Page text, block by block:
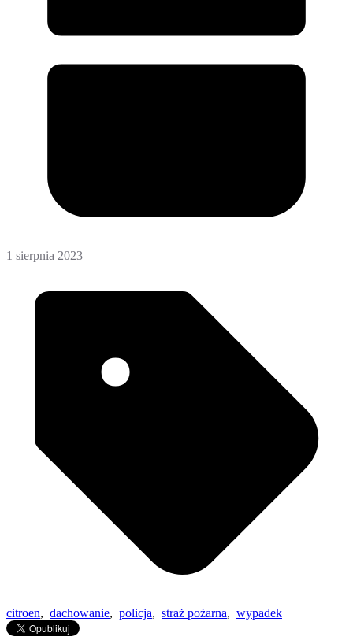
1 sierpnia 2023
citroen, dachowanie, policja, straż pożarna, wypadek